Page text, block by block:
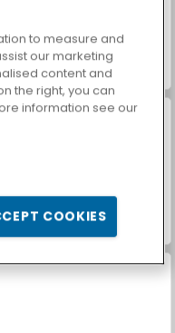
Let's Fish!
to measure and
our marketing
content and
the right, you can
information see our
COOKIES